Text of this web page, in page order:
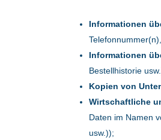
Informationen
Informationen
Bestellhistorie
Kopien von
Wirtschaftliche
Daten im Namen
usw.));